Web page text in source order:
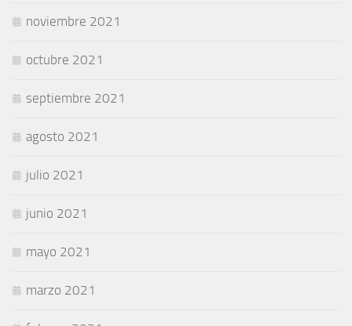
noviembre 2021
octubre 2021
septiembre 2021
agosto 2021
julio 2021
junio 2021
mayo 2021
marzo 2021